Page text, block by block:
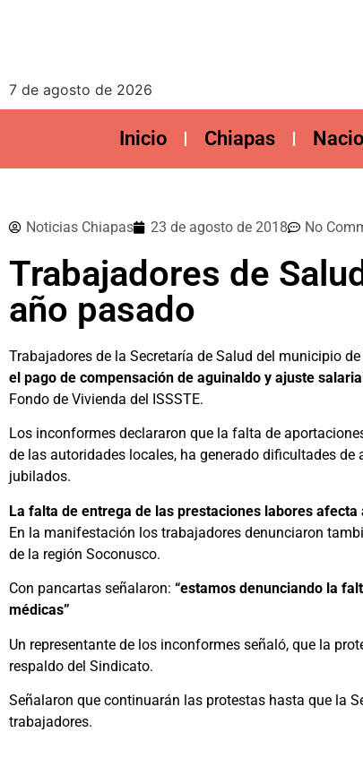
7 de agosto de 2026
Inicio Chiapas
Noticias Chiapas 23 de agosto de 2018 No
Trabajadores de
año pasado
Trabajadores de la Secretaría de Salud del municipio
el pago de compensación de aguinaldo y ajuste
Fondo de Vivienda del ISSSTE.
Los inconformes declararon que la falta de
de las autoridades locales, ha generado dificultades
jubilados.
La falta de entrega de las prestaciones labores
En la manifestación los trabajadores denunciaron
de la región Soconusco.
Con pancartas señalaron: “estamos denunciando la
médicas”
Un representante de los inconformes señaló, que la
respaldo del Sindicato.
Señalaron que continuarán las protestas hasta que la
trabajadores.